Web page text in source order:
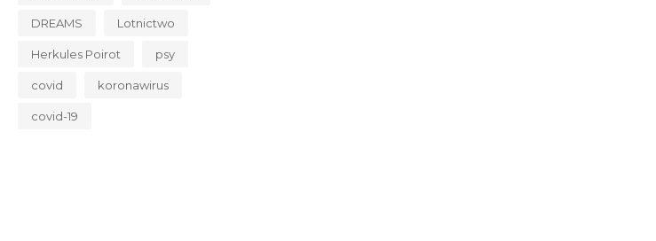
DREAMS Lotnictwo
Herkules Poirot psy
covid koronawirus
covid-19